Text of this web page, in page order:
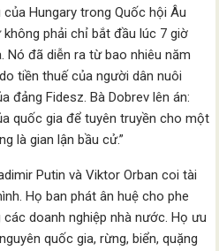
Hungary trong Quốc hội Âu
không phải chỉ bắt đầu lúc 7 giờ
Nó đã diễn ra từ bao nhiêu năm
tiền thuế của người dân nuôi
đảng Fidesz. Bà Dobrev lên án:
quốc gia để tuyên truyền cho một
là gian lận bầu cử.”
Putin và Viktor Orban coi tài
Họ ban phát ân huệ cho phe
doanh nghiệp nhà nước. Họ ưu
quốc gia, rừng, biển, quặng